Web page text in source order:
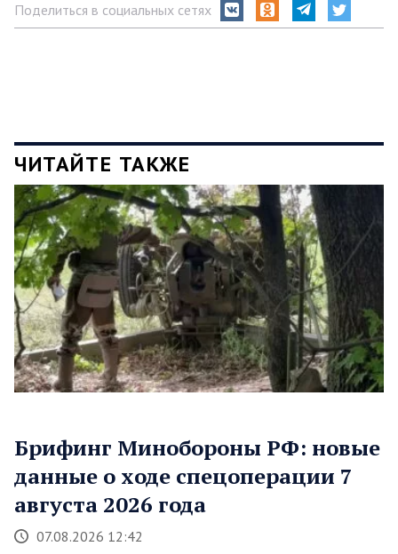
Поделиться в социальных сетях
ЧИТАЙТЕ ТАКЖЕ
Брифинг Минобороны РФ: новые
данные о ходе спецоперации 7
августа 2026 года
07.08.2026 12:42